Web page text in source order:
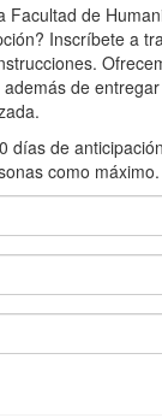
Facultad de
Inscríbete a
de
días de
como máximo.